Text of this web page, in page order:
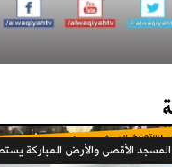
الأقصى والأرض المباركة